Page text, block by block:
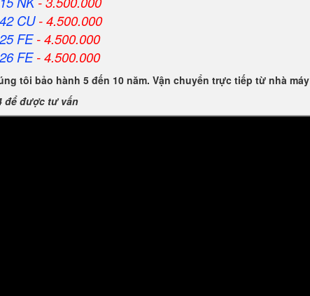
CU- 4.500.000
FE- 4.500.000
FE- 4.500.000
tôi bảo hành 5 đến 10 năm. Vận chuyển trực tiếp từ nhà máy
để được tư vấn